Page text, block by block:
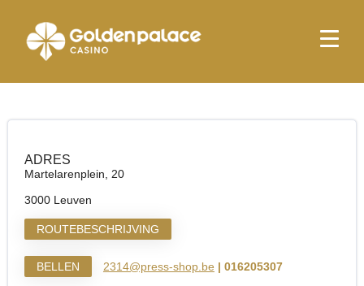
Startpagina
ADRES
Martelarenplein, 20
3000 Leuven
ROUTEBESCHRIJVING
BELLEN 2314@press-shop.be | 016205307